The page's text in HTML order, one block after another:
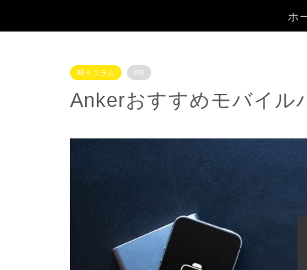
ホ
時々コラム PR
Ankerおすすめモバイル